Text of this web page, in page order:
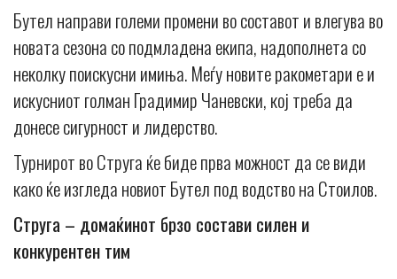
Бутел направи големи промени во составот и влегува во
новата сезона со подмладена екипа, надополнета со
неколку поискусни имиња. Меѓу новите ракометари е и
искусниот голман Градимир Чаневски, кој треба да
донесе сигурност и лидерство.
Турнирот во Струга ќе биде прва можност да се види
како ќе изгледа новиот Бутел под водство на Стоилов.
Струга – домаќинот брзо состави силен и
конкурентен тим